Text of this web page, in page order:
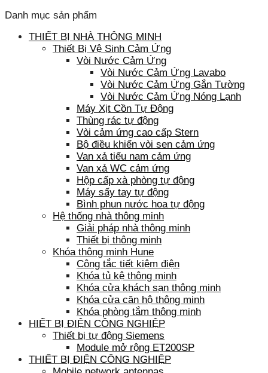
Danh mục sản phẩm
THIẾT BỊ NHÀ THÔNG MINH
Thiết Bị Vệ Sinh Cảm Ứng
Vòi Nước Cảm Ứng
Vòi Nước Cảm Ứng Lavabo
Vòi Nước Cảm Ứng Gắn Tường
Vòi Nước Cảm Ứng Nóng Lạnh
Máy Xịt Cồn Tự Động
Thùng rác tự động
Vòi cảm ứng cao cấp Stern
Bộ điều khiển vòi sen cảm ứng
Van xả tiểu nam cảm ứng
Van xả WC cảm ứng
Hộp cấp xà phòng tự động
Máy sấy tay tự động
Bình phun nước hoa tự động
Hệ thống nhà thông minh
Giải pháp nhà thông minh
Thiết bị thông minh
Khóa thông minh Hune
Công tắc tiết kiệm điện
Khóa tủ kệ thông minh
Khóa cửa khách sạn thông minh
Khóa cửa căn hộ thông minh
Khóa phòng tắm thông minh
HIẾT BỊ ĐIỆN CÔNG NGHIỆP
Thiết bị tự động Siemens
Module mở rộng ET200SP
THIẾT BỊ ĐIỆN CÔNG NGHIỆP